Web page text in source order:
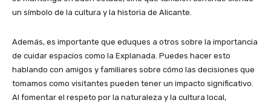
un símbolo de la cultura y la historia de Alicante.
Además, es importante que eduques a otros sobre la importancia
de cuidar espacios como la Explanada. Puedes hacer esto
hablando con amigos y familiares sobre cómo las decisiones que
tomamos como visitantes pueden tener un impacto significativo.
Al fomentar el respeto por la naturaleza y la cultura local,